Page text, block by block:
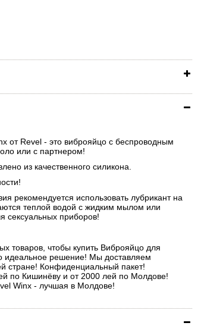
от Revel - это виброяйцо с беспроводным
или с партнером!
из качественного силикона.
рекомендуется использовать лубрикант на
теплой водой с жидким мылом или
сексуальных приборов!
товаров, чтобы купить Виброяйцо для
идеальное решение! Мы доставляем
стране! Конфиденциальный пакет!
по Кишинёву и от 2000 лей по Молдове!
Winx - лучшая в Молдове!